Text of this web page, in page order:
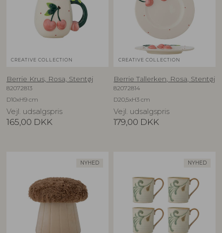
CREATIVE COLLECTION
Berrie Krus, Rosa, Stentøj
82072813
D10xH9 cm
Vejl. udsalgspris
165,00 DKK
CREATIVE COLLECTION
Berrie Tallerken, Rosa, Stentøj
82072814
D20,5xH3 cm
Vejl. udsalgspris
179,00 DKK
NYHED NYHED